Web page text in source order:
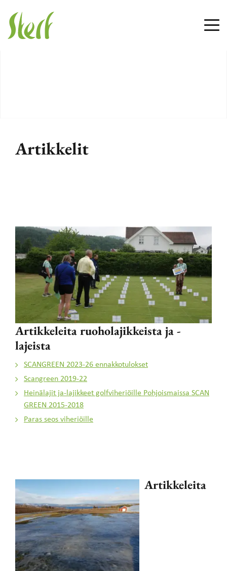
Artikkelit
Artikkeleita ruoholajikkeista ja -
lajeista
SCANGREEN 2023-26 ennakkotulokset
Scangreen 2019-22
Heinälajit ja-lajikkeet golfviheriöille Pohjoismaissa SCAN
GREEN 2015-2018
Paras seos viheriöille
Artikkeleita